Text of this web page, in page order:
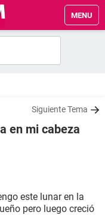
MENU
Siguiente Tema
en mi cabeza
este lunar en la
pero luego creció